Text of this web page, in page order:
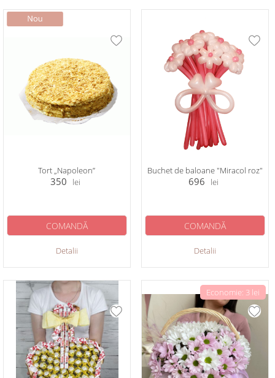
Tort „Napoleon”
350 lei
Detalii
COMANDĂ
Buchet de baloane "Miracol roz"
696 lei
Detalii
COMANDĂ
Economie: 3 lei